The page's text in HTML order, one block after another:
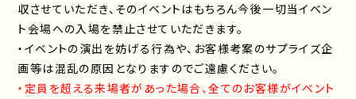
収させていただき、そのイベントはもちろん今後一切当イベン
ト会場への入場を禁止させていただきます。
・イベントの演出を妨げる行為や、お客様考案のサプライズ企
画等は混乱の原因となりますのでご遠慮ください。
・定員を超える来場者があった場合、全てのお客様がイベント